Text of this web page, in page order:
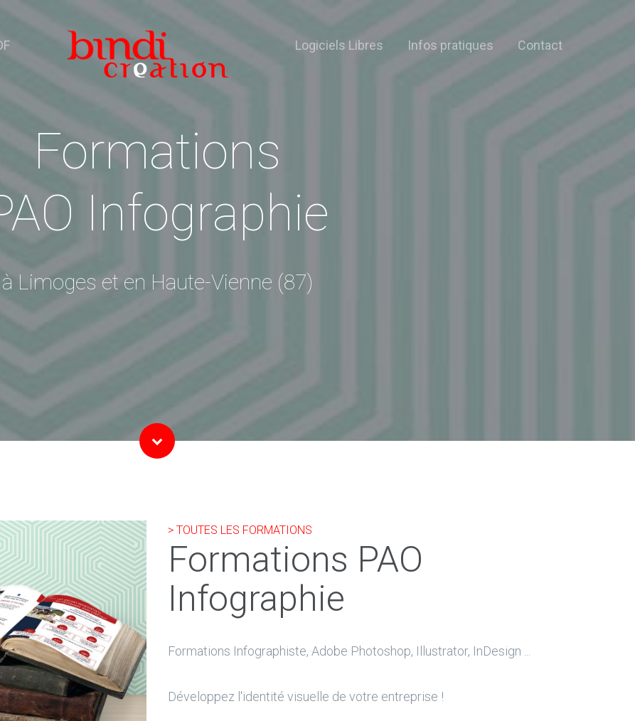
Logiciels Libres Infos pratiques Contact
Formations
Infographie
à Limoges et en Haute-Vienne (87)
> TOUTES LES FORMATIONS
Formations PAO
Infographie
Formations Infographiste, Adobe Photoshop, Illustrator, InDesign ...
Développez l'identité visuelle de votre entreprise !